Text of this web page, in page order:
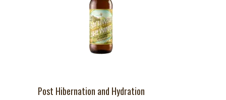
Post Hibernation and Hydration